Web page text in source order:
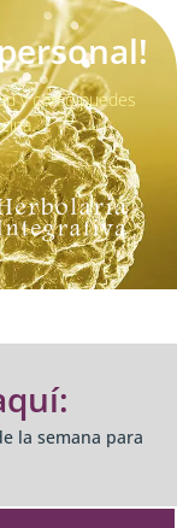
y cómo puedes
la semana para